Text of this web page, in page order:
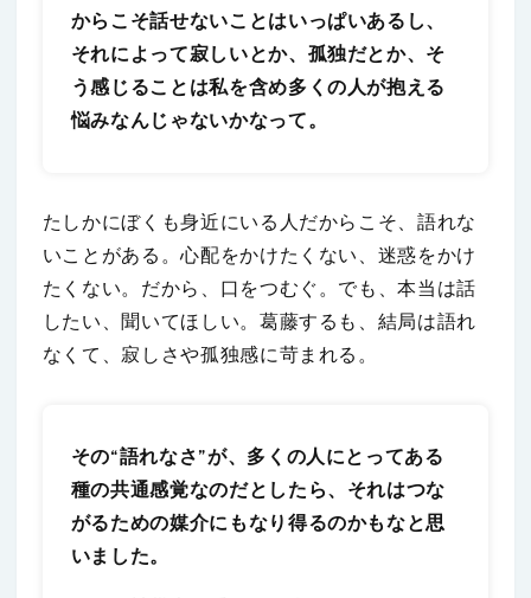
からこそ話せないことはいっぱいあるし、
それによって寂しいとか、孤独だとか、そ
う感じることは私を含め多くの人が抱える
悩みなんじゃないかなって。
たしかにぼくも身近にいる人だからこそ、語れな
いことがある。心配をかけたくない、迷惑をかけ
たくない。だから、口をつむぐ。でも、本当は話
したい、聞いてほしい。葛藤するも、結局は語れ
なくて、寂しさや孤独感に苛まれる。
その“語れなさ”が、多くの人にとってある
種の共通感覚なのだとしたら、それはつな
がるための媒介にもなり得るのかもなと思
いました。